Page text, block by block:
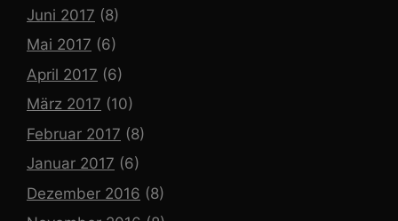
Juni 2017 (8)
Mai 2017 (6)
April 2017 (6)
März 2017 (10)
Februar 2017 (8)
Januar 2017 (6)
Dezember 2016 (8)